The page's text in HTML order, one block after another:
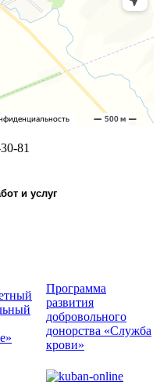
81
и услуг
Программа
развития
добровольного
донорства «Служба
крови»